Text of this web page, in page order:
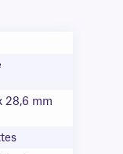
28,6 mm